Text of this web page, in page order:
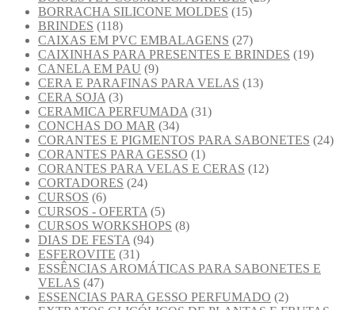
BORRACHA SILICONE MOLDES (15)
BRINDES (118)
CAIXAS EM PVC EMBALAGENS (27)
CAIXINHAS PARA PRESENTES E BRINDES (19)
CANELA EM PAU (9)
CERA E PARAFINAS PARA VELAS (13)
CERA SOJA (3)
CERAMICA PERFUMADA (31)
CONCHAS DO MAR (34)
CORANTES E PIGMENTOS PARA SABONETES (24)
CORANTES PARA GESSO (1)
CORANTES PARA VELAS E CERAS (12)
CORTADORES (24)
CURSOS (6)
CURSOS - OFERTA (5)
CURSOS WORKSHOPS (8)
DIAS DE FESTA (94)
ESFEROVITE (31)
ESSÊNCIAS AROMÁTICAS PARA SABONETES E
VELAS (47)
ESSENCIAS PARA GESSO PERFUMADO (2)